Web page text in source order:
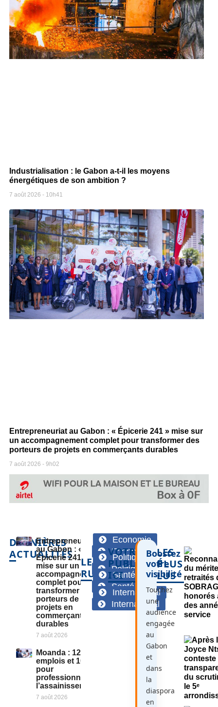
Industrialisation : le Gabon a-t-il les moyens
énergétiques de son ambition ?
7 août 2026 10h41
Entrepreneuriat au Gabon : « Épicerie 241 » mise sur
un accompagnement complet pour transformer des
porteurs de projets en commerçants durables
7 août 2026 9h02
DERNIÈRES
ACTUALITÉS
Entrepreneuriat
au Gabon : «
Épicerie 241 »
mise sur un
accompagnement
complet pour
transformer des
porteurs de
projets en
commerçants
durables
7 août 2026
Moanda : 125
emplois et 10 GIE
pour
professionnaliser
l’assainissement
7 août 2026
LES
RUBRIQUES
Economie
Politique
Santé
International
Economie
Politique
Santé
International
VOTRE
PUBLICITÉ
ICI
Boostez
votre
visibilité
Touchez
une
audience
engagée
au
Gabon
et
dans
la
diaspora
en
LES
PLUS
LUS